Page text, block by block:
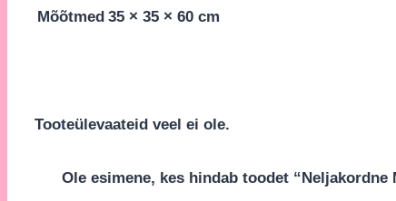
Mõõtmed 35 × 35 × 60 cm
Tooteülevaateid veel ei ole.
Ole esimene, kes hindab toodet